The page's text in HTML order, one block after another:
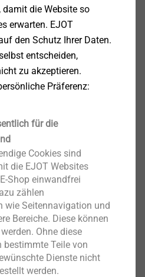
ist nur im erforderlichen
zum Zwecke Ihres
Auftragsgewinnung oder
mit Ihren Kunden)
ist. Vertrauliche
werden und die
ansonsten nicht
für EJOT sein. Sie sind
Empfänger der vertraulichen
und die
hinzuweisen.
also eine
Ihrerseits, die es auch
Vorkehrungen gegen eine
nach außen und
damit die Website so
erwarten. EJOT
den Schutz Ihrer Daten.
entscheiden,
zu akzeptieren.
Präferenz:
für die
Cookies sind
die EJOT Websites
Shop einwandfrei
zählen
wie Seitennavigation und
Bereiche. Diese können
Ohne diese
bestimmte Teile von
Dienste nicht
werden.